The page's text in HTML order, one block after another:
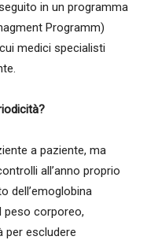
in un programma
Programm)
medici specialisti
a paziente, ma
all’anno proprio
dell’emoglobina
peso corporeo,
per escludere